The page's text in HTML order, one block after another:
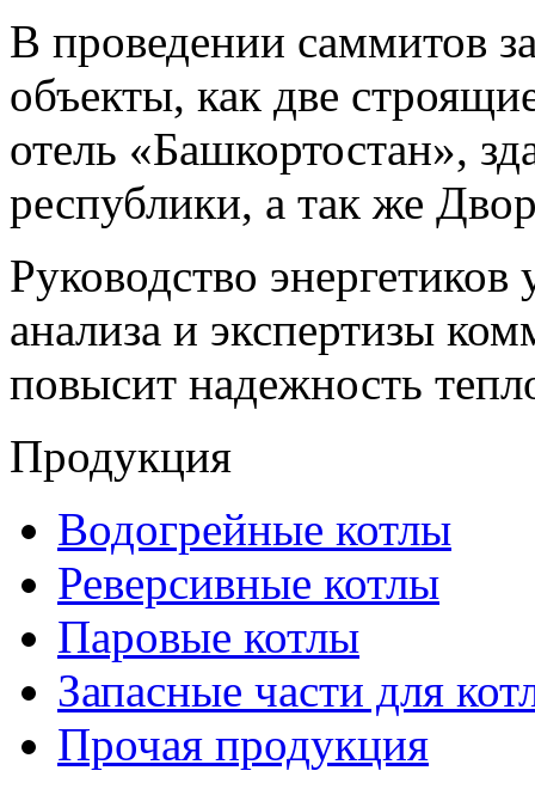
В проведении саммитов
объекты, как две
отель «Башкортостан»,
республики, а так же
Руководство
анализа и экспертизы
повысит надежность
Продукция
Водогрейные котлы
Реверсивные котлы
Паровые котлы
Запасные части для
Прочая продукция